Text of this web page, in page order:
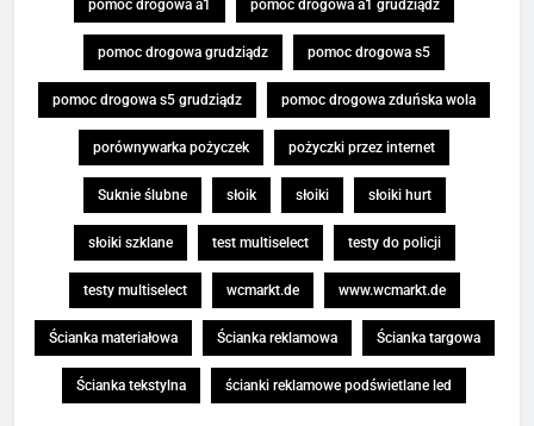
pomoc drogowa a1 pomoc drogowa a1 grudziądz
pomoc drogowa grudziądz pomoc drogowa s5
pomoc drogowa s5 grudziądz pomoc drogowa zduńska wola
porównywarka pożyczek pożyczki przez internet
Suknie ślubne słoik słoiki słoiki hurt
słoiki szklane test multiselect testy do policji
testy multiselect wcmarkt.de www.wcmarkt.de
Ścianka materiałowa Ścianka reklamowa Ścianka targowa
Ścianka tekstylna ścianki reklamowe podświetlane led